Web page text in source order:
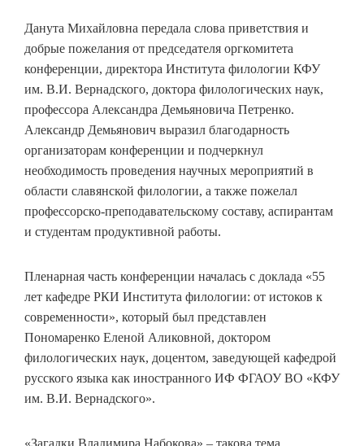
Данута Михайловна передала слова приветствия и
добрые пожелания от председателя оргкомитета
конференции, директора Института филологии КФУ
им. В.И. Вернадского, доктора филологических наук,
профессора Александра Демьяновича Петренко.
Александр Демьянович выразил благодарность
организаторам конференции и подчеркнул
необходимость проведения научных мероприятий в
области славянской филологии, а также пожелал
профессорско-преподавательскому составу, аспирантам
и студентам продуктивной работы.
Пленарная часть конференции началась с доклада «55
лет кафедре РКИ Института филологии: от истоков к
современности», который был представлен
Пономаренко Еленой Аликовной, доктором
филологических наук, доцентом, заведующей кафедрой
русского языка как иностранного ИФ ФГАОУ ВО «КФУ
им. В.И. Вернадского».
«Загадки Владимира Набокова» – такова тема